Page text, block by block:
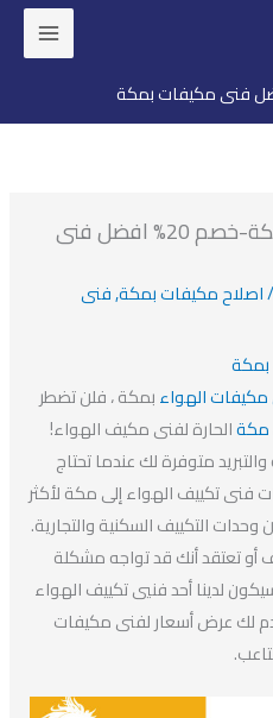
فنى مكيفات بمكة-خصم 20% افضل فنى
مكيفات بمكة,فنى
الهواءبمكة ، فلن تضطر
الحارة لفنى مكيف الهواء!
متوفرة لك عندما تحتاج
تكييف الهواء إلى مكة لأكثر
التكييف السكنية والتجارية.
تعتقد أنك قد تواجه مشكلة
لدينا أحد فنيي تكييف الهواء
عرض أسعار لفنى مكيفات